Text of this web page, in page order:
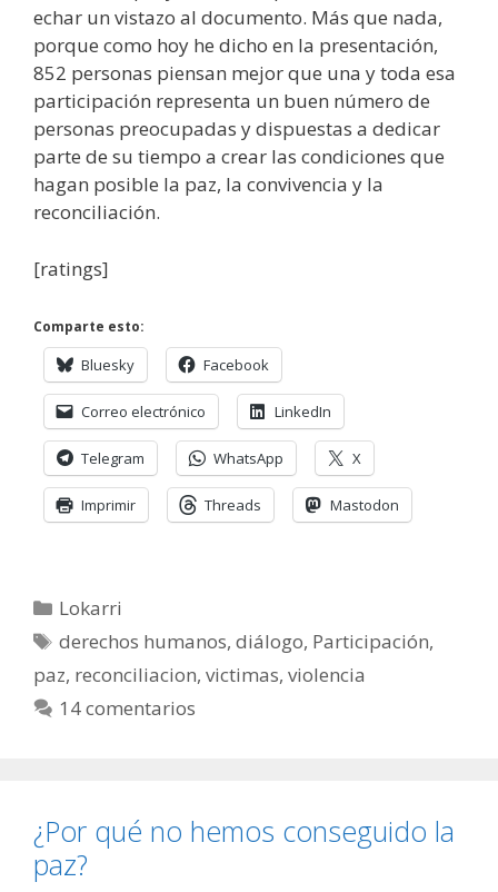
echar un vistazo al documento. Más que nada,
porque como hoy he dicho en la presentación,
852 personas piensan mejor que una y toda esa
participación representa un buen número de
personas preocupadas y dispuestas a dedicar
parte de su tiempo a crear las condiciones que
hagan posible la paz, la convivencia y la
reconciliación.
[ratings]
Comparte esto:
Bluesky Facebook
Correo electrónico LinkedIn
Telegram WhatsApp X
Imprimir Threads Mastodon
Categorías
Lokarri
Etiquetas
derechos humanos,diálogo, Participación,
paz, reconciliacion, victimas, violencia
14 comentarios
¿Por qué no hemos conseguido la
paz?